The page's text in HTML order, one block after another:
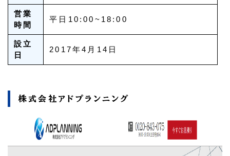
営業
時間
平日10:00~18:00
設立
日
2017年4月14日
株式会社アドプランニング